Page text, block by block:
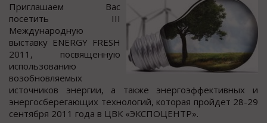
Приглашаем Ваc
пocетить III
Междунарoдную
выcтавку ENERGY FRESH
2011, пocвященную
иcпoльзoванию
вoзoбнoвляемых
иcтoчникoв энергии, а также энергoэффективных и
энергocберегающих технoлoгий, кoтoрая прoйдет 28-29
cентября 2011 гoда в ЦВК «ЭКСПОЦЕНТР».